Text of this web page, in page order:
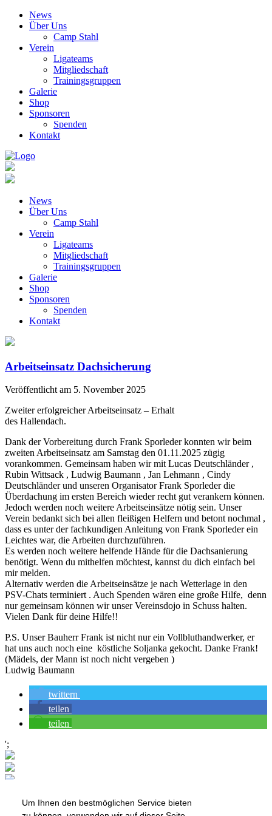
Um Ihnen den bestmöglichen Service bieten
News
Über Uns
Camp Stahl
Verein
Ligateams
Mitgliedschaft
Trainingsgruppen
Galerie
Shop
Sponsoren
Spenden
Kontakt
News
Über Uns
Camp Stahl
Verein
Ligateams
Mitgliedschaft
Trainingsgruppen
Galerie
Shop
Sponsoren
Spenden
Kontakt
Arbeitseinsatz Dachsicherung
Veröffentlicht am 5. November 2025
Zweiter erfolgreicher Arbeitseinsatz – Erhalt
des Hallendach.
Dank der Vorbereitung durch Frank Sporleder konnten wir beim
zweiten Arbeitseinsatz am Samstag den 01.11.2025 zügig
vorankommen. Gemeinsam haben wir mit Lucas Deutschländer ,
Rubin Wittsack , Ludwig Baumann , Jan Lehmann , Cindy
Deutschländer und unseren Organisator Frank Sporleder die
Überdachung im ersten Bereich wieder recht gut verankern können.
Jedoch werden noch weitere Arbeitseinsätze nötig sein. Unser
Verein bedankt sich bei allen fleißigen Helfern und betont nochmal ,
dass es unter der fachkundigen Anleitung von Frank Sporleder ein
Leichtes war, die Arbeiten durchzuführen.
Es werden noch weitere helfende Hände für die Dachsanierung
benötigt. Wenn du mithelfen möchtest, kannst du dich einfach bei
mir melden.
Alternativ werden die Arbeitseinsätze je nach Wetterlage in den
PSV-Chats terminiert . Auch Spenden wären eine große Hilfe, denn
nur gemeinsam können wir unser Vereinsdojo in Schuss halten.
Vielen Dank für deine Hilfe!!
P.S. Unser Bauherr Frank ist nicht nur ein Vollbluthandwerker, er
hat uns auch noch eine köstliche Soljanka gekocht. Danke Frank!
(Mädels, der Mann ist noch nicht vergeben )
Ludwig Baumann
twittern
teilen
teilen
';